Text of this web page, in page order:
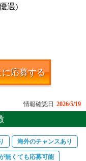
遇)
応募する
情報確認日 2026/5/19
海外のチャンスあり
無くても応募可能